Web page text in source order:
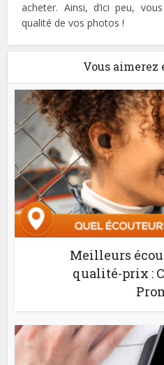
acheter. Ainsi, d’ici peu,
qualité de vos photos !
Vous aimerez
Meilleurs
qualité-prix :